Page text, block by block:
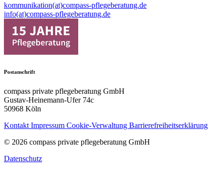
kommunikation(at)compass-pflegeberatung.de
info(at)compass-pflegeberatung.de
Postanschrift
compass private pflegeberatung GmbH
Gustav-Heinemann-Ufer 74c
50968 Köln
Kontakt Impressum Cookie-Verwaltung Barrierefreiheitserklärung
© 2026 compass private pflegeberatung GmbH
Datenschutz